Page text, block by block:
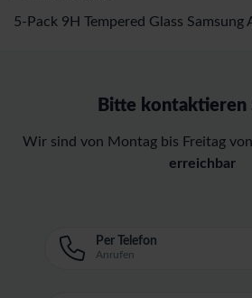
5-Pack 9H Tempered Glass Samsung
Bitte kontaktieren
Wir sind von Montag bis Freitag von
erreichbar
Per Telefon
Anrufen